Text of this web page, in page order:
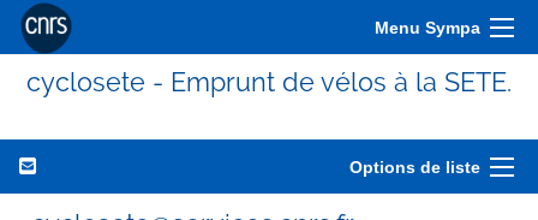
Menu Sympa
cyclosete - Emprunt de vélos à la SETE.
Options de liste